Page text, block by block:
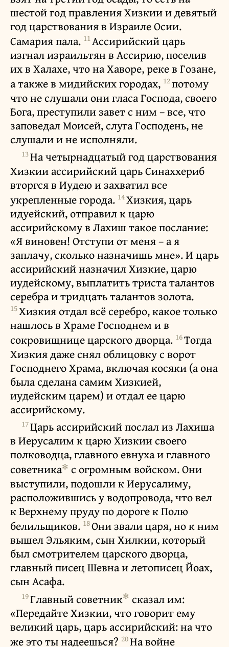
шестой год правления Хизкии и девятый
год царствования в Израиле Осии.
Самария пала. 11Ассирийский царь
изгнал израильтян в Ассирию, поселив
их в Халахе, что на Хаворе, реке в Гозане,
а также в мидийских городах, 12потому
что не слушали они гласа Господа, своего
Бога, преступили завет с ним – все, что
заповедал Моисей, слуга Господень, не
слушали и не исполняли.
13На четырнадцатый год царствования
Хизкии ассирийский царь Синаххериб
вторгся в Иудею и захватил все
укрепленные города. 14Хизкия, царь
идуейский, отправил к царю
ассирийскому в Лахиш такое послание:
«Я виновен! Отступи от меня – а я
заплачу, сколько назначишь мне». И царь
ассирийский назначил Хизкие, царю
иудейскому, выплатить триста талантов
серебра и тридцать талантов золота.
15Хизкия отдал всё серебро, какое только
нашлось в Храме Господнем и в
сокровищнице царского дворца. 16Тогда
Хизкия даже снял облицовку с ворот
Господнего Храма, включая косяки (а она
была сделана самим Хизкией,
иудейским царем) и отдал ее царю
ассирийскому.
17Царь ассирийский послал из Лахиша
в Иерусалим к царю Хизкии своего
полководца, главного евнуха и главного
советника✻ с огромным войском. Они
выступили, подошли к Иерусалиму,
расположившись у водопровода, что вел
к Верхнему пруду по дороге к Полю
белильщиков. 18Они звали царя, но к ним
вышел Эльяким, сын Хилкии, который
был смотрителем царского дворца,
главный писец Шевна и летописец Йоах,
сын Асафа.
19Главный советник✻ сказал им:
«Передайте Хизкии, что говорит ему
великий царь, царь ассирийский: на что
же это ты надеешься? 20На войне